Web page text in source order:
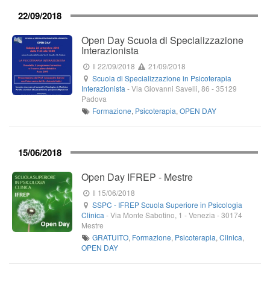
22/09/2018
Open Day Scuola di Specializzazione
Interazionista
Il 22/09/2018
21/09/2018
Scuola di Specializzazione in Psicoterapia
Interazionista -Via Giovanni Savelli, 86 -35129
Padova
Formazione, Psicoterapia,OPEN DAY
15/06/2018
Open Day IFREP - Mestre
Il 15/06/2018
SSPC - IFREP Scuola Superiore in Psicologia
Clinica -Via Monte Sabotino, 1 -Venezia -30174
Mestre
GRATUITO, Formazione, Psicoterapia,Clinica,
OPEN DAY